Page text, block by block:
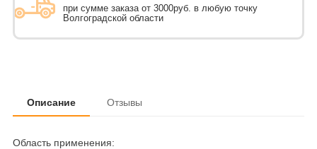
при сумме заказа от 3000руб. в любую точку
Волгоградской области
Описание Отзывы
Область применения: